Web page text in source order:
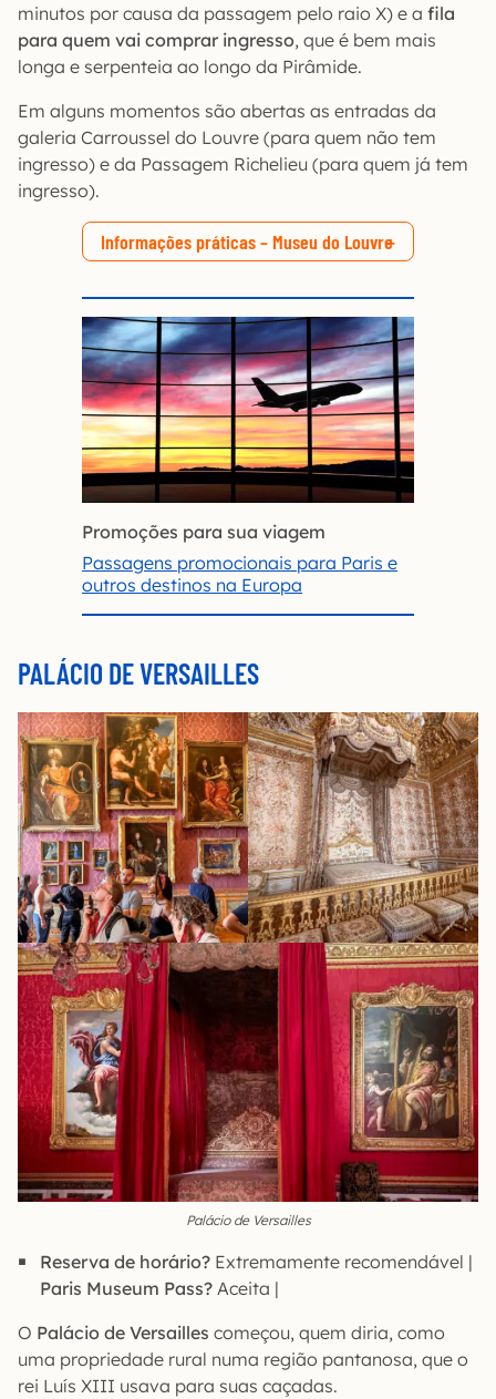
minutos por causa da passagem pelo raio X) e a fila
para quem vai comprar ingresso, que é bem mais
longa e serpenteia ao longo da Pirâmide.
Em alguns momentos são abertas as entradas da
galeria Carroussel do Louvre (para quem não tem
ingresso) e da Passagem Richelieu (para quem já tem
ingresso).
Informações práticas – Museu do Louvre
Promoções para sua viagem
Passagens promocionais para Paris e
outros destinos na Europa
PALÁCIO DE VERSAILLES
Palácio de Versailles
Reserva de horário? Extremamente recomendável |
Paris Museum Pass? Aceita |
O Palácio de Versailles começou, quem diria, como
uma propriedade rural numa região pantanosa, que o
rei Luís XIII usava para suas caçadas.